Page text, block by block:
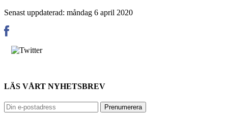
Senast uppdaterad: måndag 6 april 2020
LÄS VÅRT NYHETSBREV